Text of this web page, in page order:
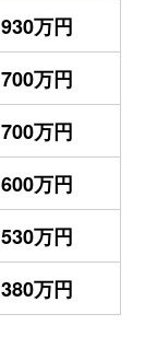
930万円
700万円
700万円
600万円
530万円
380万円